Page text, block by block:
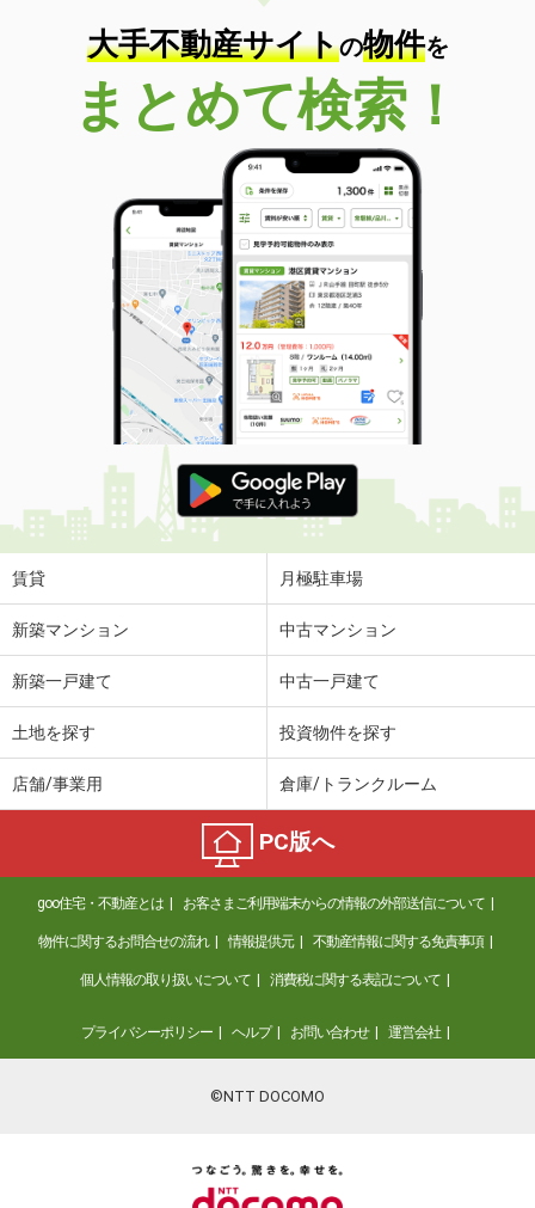
大手不動産サイトの物件を
まとめて検索！
賃貸 月極駐車場
新築マンション 中古マンション
新築一戸建て 中古一戸建て
土地を探す 投資物件を探す
店舗/事業用 倉庫/トランクルーム
PC版へ
goo住宅・不動産とは お客さまご利用端末からの情報の外部送信について
物件に関するお問合せの流れ 情報提供元 不動産情報に関する免責事項
個人情報の取り扱いについて 消費税に関する表記について
プライバシーポリシー ヘルプ お問い合わせ 運営会社
©NTT DOCOMO